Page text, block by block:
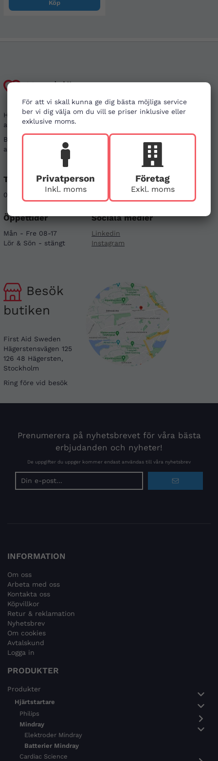
För att vi skall kunna ge dig bästa möjliga service
ber vi dig välja om du vill se priser inklusive eller
exklusive moms.
Privatperson
Inkl. moms
Företag
Exkl. moms
Köp
Kundtjänst
Har du frågor kring din beställning, eller i behov
av vägledning?
Besök gärna våra
vanliga frågor. Det går även bra
att kontakta oss genom alternativen nedan.
Telefon
08-121 464 90
E-post
Öppettider
Mån - Fre 08-17
Lör & Sön - stängt
Sociala medier
Linkedin
Instagram
Besök
butiken
First Aid Sweden
Hägerstensvägen 125
126 48 Hägersten,
Stockholm
Ring före vid besök
Prenumerera på nyhetsbrevet för våra bästa
erbjudanden och nyheter!
De uppgifter du uppger kommer endast användas till våra nyhetsbrev
INFORMATION
Om oss
Arbeta med oss
Kontakta oss
Köpvillkor
Retur & reklamation
Nyhetsbrev
Om cookies
Avtalskund
Logga in
PRODUKTER
Produkter
Hjärtstartare
Philips
Mindray
Elektroder Mindray
Batterier Mindray
Cardiac Science